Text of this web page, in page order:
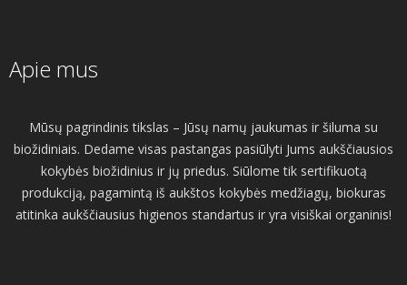
Apie mus
Mūsų pagrindinis tikslas – Jūsų namų jaukumas ir šiluma su
biožidiniais. Dedame visas pastangas pasiūlyti Jums aukščiausios
kokybės biožidinius ir jų priedus. Siūlome tik sertifikuotą
produkciją, pagamintą iš aukštos kokybės medžiagų, biokuras
atitinka aukščiausius higienos standartus ir yra visiškai organinis!